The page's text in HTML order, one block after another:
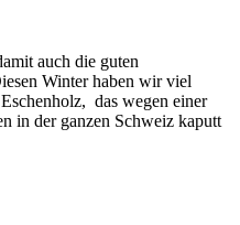
auch die guten
Winter haben wir viel
das wegen einer
in der ganzen Schweiz kaputt